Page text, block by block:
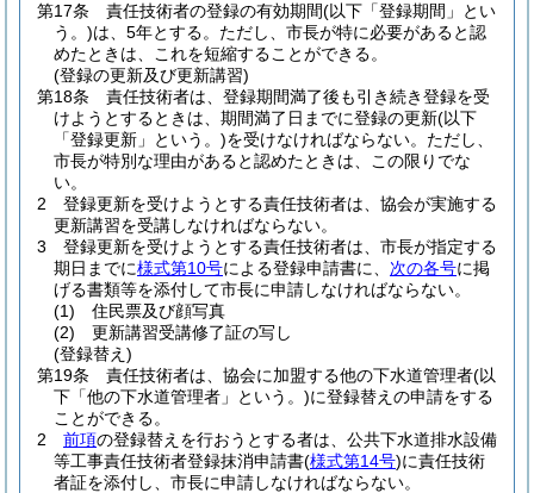
第17条
責任技術者の登録の有効期間(以下「登録期間」とい
う。)は、5年とする。 ただし、市長が特に必要があると認
めたときは、これを短縮することができる。
(登録の更新及び更新講習)
第18条
責任技術者は、登録期間満了後も引き続き登録を受
けようとするときは、期間満了日までに登録の更新(以下
「登録更新」という。)を受けなければならない。 ただし、
市長が特別な理由があると認めたときは、この限りでな
い。
2
登録更新を受けようとする責任技術者は、協会が実施する
更新講習を受講しなければならない。
3
登録更新を受けようとする責任技術者は、市長が指定する
期日までに様式第10号による登録申請書に、 次の各号に掲
げる書類等を添付して市長に申請しなければならない。
(1)
住民票及び顔写真
(2)
更新講習受講修了証の写し
(登録替え)
第19条
責任技術者は、協会に加盟する他の下水道管理者(以
下「他の下水道管理者」という。)に登録替えの申請をする
ことができる。
2
前項の登録替えを行おうとする者は、公共下水道排水設備
等工事責任技術者登録抹消申請書(様式第14号)に責任技術
者証を添付し、市長に申請しなければならない。